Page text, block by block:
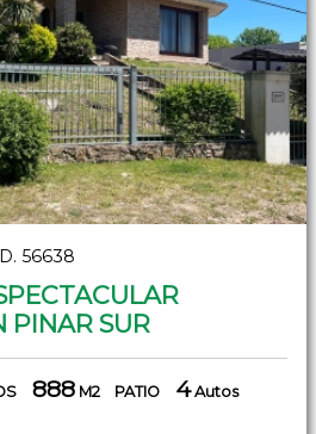
56638
PINAR SUR
888M2 PATIO 4Autos